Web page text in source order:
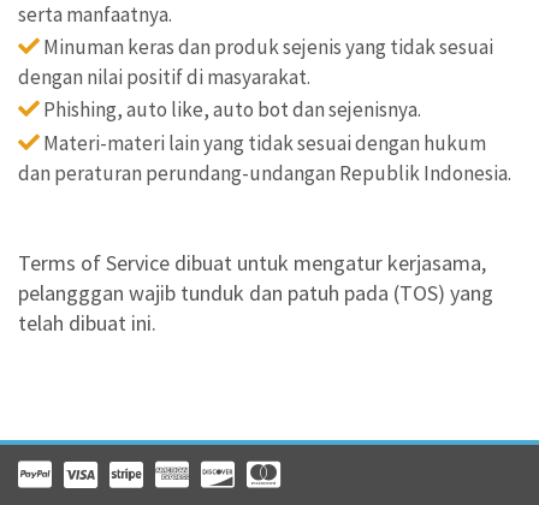
serta manfaatnya.
Minuman keras dan produk sejenis yang tidak sesuai
dengan nilai positif di masyarakat.
Phishing, auto like, auto bot dan sejenisnya.
Materi-materi lain yang tidak sesuai dengan hukum
dan peraturan perundang-undangan Republik Indonesia.
Terms of Service dibuat untuk mengatur kerjasama,
pelangggan wajib tunduk dan patuh pada (TOS) yang
telah dibuat ini.